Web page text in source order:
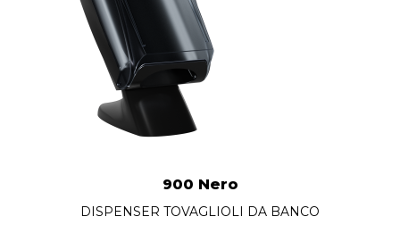
900 Nero
DISPENSER TOVAGLIOLI DA BANCO